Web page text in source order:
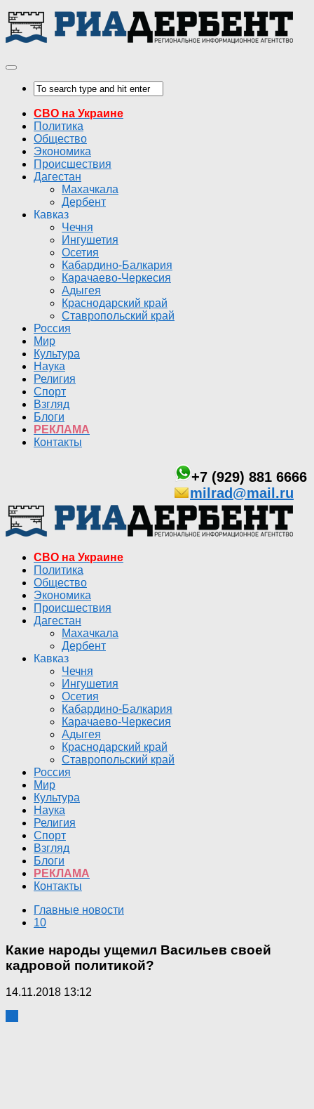
СВО на Украине
Политика
Общество
Экономика
Происшествия
Дагестан
Махачкала
Дербент
Кавказ
Чечня
Ингушетия
Осетия
Кабардино-Балкария
Карачаево-Черкесия
Адыгея
Краснодарский край
Ставропольский край
Россия
Мир
Культура
Наука
Религия
Спорт
Взгляд
Блоги
РЕКЛАМА
Контакты
+7 (929) 881 6666
milrad@mail.ru
СВО на Украине
Политика
Общество
Экономика
Происшествия
Дагестан
Махачкала
Дербент
Кавказ
Чечня
Ингушетия
Осетия
Кабардино-Балкария
Карачаево-Черкесия
Адыгея
Краснодарский край
Ставропольский край
Россия
Мир
Культура
Наука
Религия
Спорт
Взгляд
Блоги
РЕКЛАМА
Контакты
Главные новости
10
Какие народы ущемил Васильев своей
кадровой политикой?
14.11.2018 13:12